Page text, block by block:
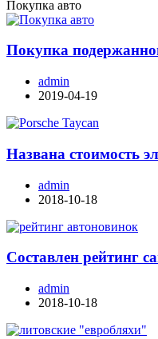
Покупка авто
Покупка
admin
2019-04-19
Названа стоимость
admin
2018-10-18
Составлен рейтинг
admin
2018-10-18